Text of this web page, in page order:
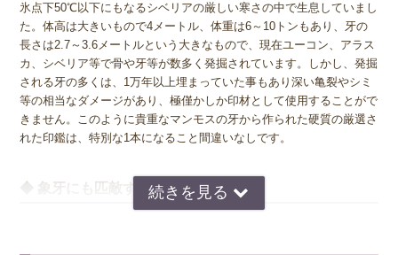
氷点下50℃以下にもなるシベリアの厳しい寒さの中で生息していまし
た。体高は大きいもので4メートル、体重は6～10トンもあり、牙の
長さは2.7～3.6メートルという大きなもので、現在ユーコン、アラス
カ、シベリア等で骨や牙等が数多く発掘されています。しかし、発掘
される牙の多くは、1万年以上埋まっていた事もあり深い亀裂やシミ
等の相当なダメージがあり、極僅かしか印材として使用することがで
きません。このように貴重なマンモスの牙から作られた硬質の厳選さ
れた印鑑は、特別な1本になること間違いなしです。
◆ 象牙にも匹敵する品質